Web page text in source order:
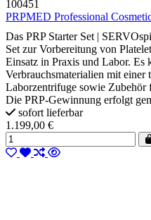
100451
PRPMED Professional
Das PRP Starter Set |
Set zur Vorbereitung von
Einsatz in Praxis und Labor. Es
Verbrauchsmaterialien mit einer
Laborzentrifuge sowie
Die PRP-Gewinnung erfolgt
sofort lieferbar
1.199,00 €